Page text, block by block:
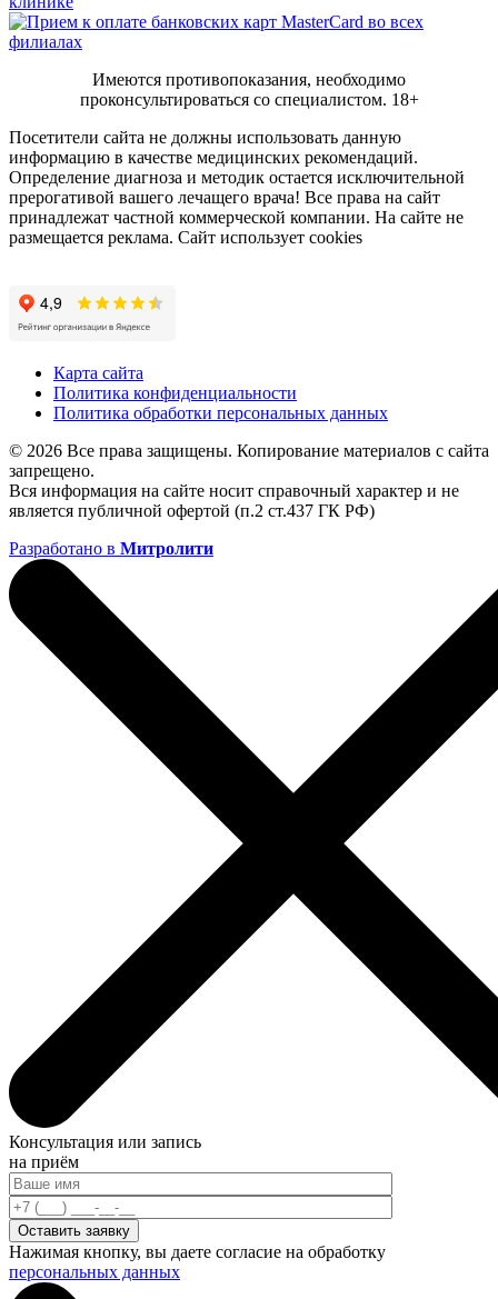
Имеются противопоказания, необходимо
проконсультироваться со специалистом. 18+
Посетители сайта не должны использовать данную
информацию в качестве медицинских рекомендаций.
Определение диагноза и методик остается исключительной
прерогативой вашего лечащего врача! Все права на сайт
принадлежат частной коммерческой компании. На сайте не
размещается реклама. Сайт использует cookies
Карта сайта
Политика конфиденциальности
Политика обработки персональных данных
© 2026 Все права защищены. Копирование материалов с сайта
запрещено.
Вся информация на сайте носит справочный характер и не
является публичной офертой (п.2 ст.437 ГК РФ)
Разработано в Митролити
Консультация или запись
на приём
Нажимая кнопку, вы даете согласие на обработку
персональных данных